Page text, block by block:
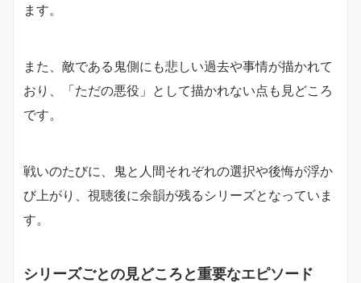
ます。
また、敵である鬼側にも悲しい過去や事情が描かれて
おり、「ただの悪役」として描かれない点も見どころ
です。
戦いのたびに、鬼と人間それぞれの選択や後悔が浮か
び上がり、視聴後に余韻が残るシリーズとなっていま
す。
シリーズごとの見どころと重要なエピソード